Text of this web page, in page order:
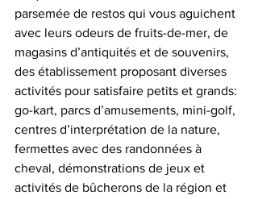
parsemée de restos qui vous aguichent
avec leurs odeurs de fruits-de-mer, de
magasins d’antiquités et de souvenirs,
des établissement proposant diverses
activités pour satisfaire petits et grands:
go-kart, parcs d’amusements, mini-golf,
centres d’interprétation de la nature,
fermettes avec des randonnées à
cheval, démonstrations de jeux et
activités de bûcherons de la région et